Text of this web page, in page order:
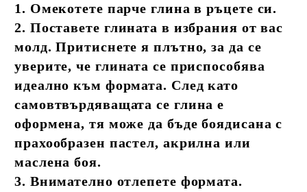
1. Омекотете парче глина в ръцете си.
2. Поставете глината в избрания от вас
молд. Притиснете я плътно, за да се
уверите, че глината се приспособява
идеално към формата. След като
самовтвърдяващата се глина е
оформена, тя може да бъде боядисана с
прахообразен пастел, акрилна или
маслена боя.
3. Внимателно отлепете формата.